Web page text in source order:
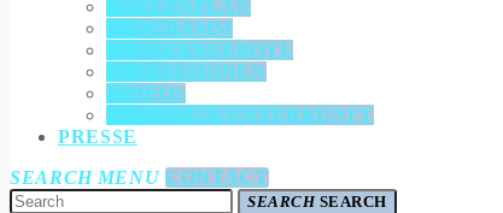
HALLENPLAN
PROGRAMM
MESSEANGEBOTE
IMPRESSIONEN
VIDEOS
ANREISE & UNTERKUNFT
PRESSE
SEARCH MENU CONTACT
SEARCHSEARCH